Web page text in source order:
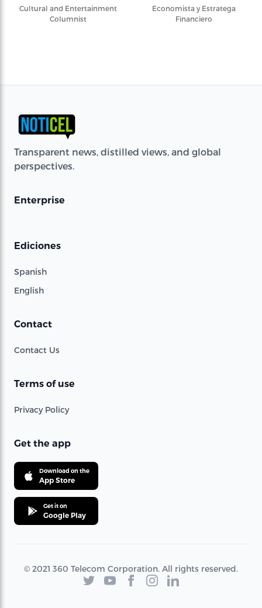
Cultural and Entertainment
Columnist
Economista y Estratega
Financiero
Transparent news, distilled views, and global
perspectives.
Enterprise
Ediciones
Spanish
English
Contact
Contact Us
Terms of use
Privacy Policy
Get the app
Download on the
App Store
Get it on
Google Play
© 2021 360 Telecom Corporation. All rights reserved.